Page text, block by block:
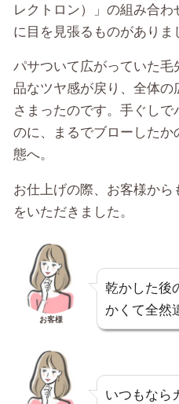
レクトロン）」の組み合
に目を見張るものがありま
パサついて広がっていた
品なツヤ感が戻り、全体
さまったのです。手ぐし
のに、まるでブローした
態へ。
お仕上げの際、お客様か
をいただきました。
お客様
乾かした後
かくて全然
いつもなら